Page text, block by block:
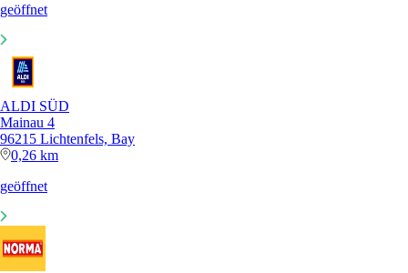
geöffnet
ALDI SÜD
Mainau 4
96215 Lichtenfels, Bay
0,26 km
geöffnet